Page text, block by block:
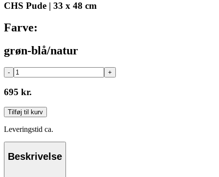
CHS Pude | 33 x 48 cm
Farve:
grøn-blå/natur
- +
695 kr.
Tilføj til kurv
Leveringstid ca.
Beskrivelse